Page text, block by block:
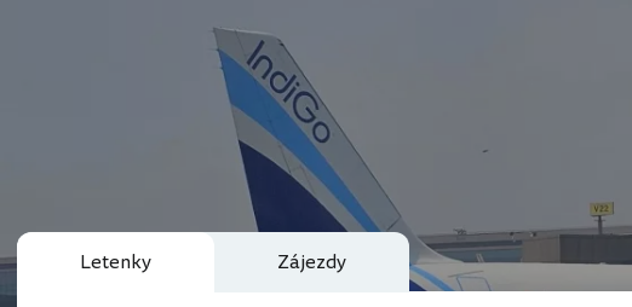
Letenky Zájezdy